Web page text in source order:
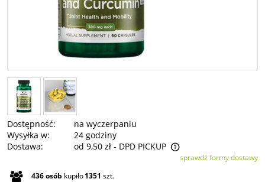
Dostępność:
na wyczerpaniu
Wysyłka w:
24 godziny
Dostawa:
od 9,50 zł - DPD PICKUP
Cena nie zawiera ewentualnych kosztów płatnościsprawdź formy dostawy
436osób kupiło1351 szt.